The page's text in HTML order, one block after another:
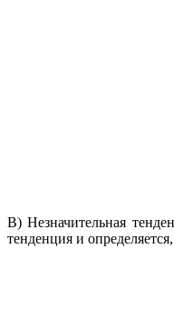
В) Незначительная
тенденция и